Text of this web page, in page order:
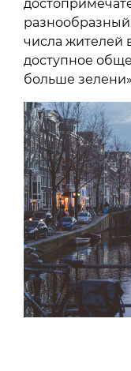
числа жителей
доступное
больше